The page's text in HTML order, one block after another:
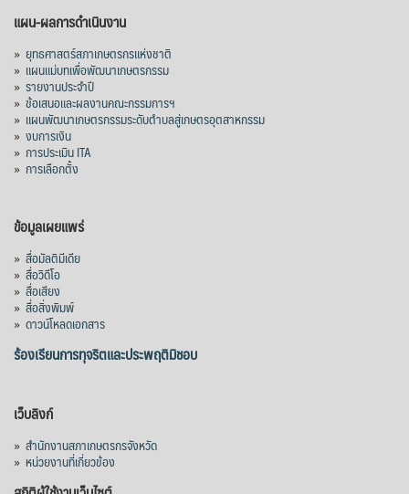
แผน-ผลการดำเนินงาน
» ยุทธศาสตร์สภาเกษตรกรแห่งชาติ
» แผนแม่บทเพื่อพัฒนาเกษตรกรรม
» รายงานประจำปี
» ข้อเสนอและผลงานคณะกรรมการฯ
» แผนพัฒนาเกษตรกรรมระดับตำบลสู่เกษตรอุตสาหกรรม
» งบการเงิน
» การประเมิน ITA
» การเลือกตั้ง
ข้อมูลเผยแพร่
» สื่อมัลติมีเดีย
» สื่อวิดีโอ
» สื่อเสียง
» สื่อสิ่งพิมพ์
» ดาวน์โหลดเอกสาร
ร้องเรียนการทุจริตและประพฤติมิชอบ
เว็บลิงก์
» สำนักงานสภาเกษตรกรจังหวัด
» หน่วยงานที่เกี่ยวข้อง